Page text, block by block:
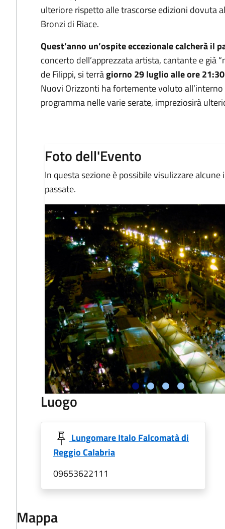
ulteriore rispetto alle trascorse edizioni dovuta
Bronzi di Riace.
Quest’anno un’ospite eccezionale calcherà il
concerto dell’apprezzata artista, cantante e già
de Filippi, si terràgiorno 29 luglio alle ore 21:30
Nuovi Orizzonti ha fortemente voluto
programma nelle varie serate, impreziosirà
Foto dell'Evento
In questa sezione è possibile visulizzare
passate.
Luogo
Lungomare Italo Falcomatà di
Reggio Calabria
09653622111
Mappa